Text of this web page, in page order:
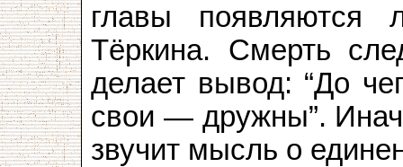
главы появляются
Тёркина. Смерть
делает вывод: “До
свои — дружны”.
звучит мысль о